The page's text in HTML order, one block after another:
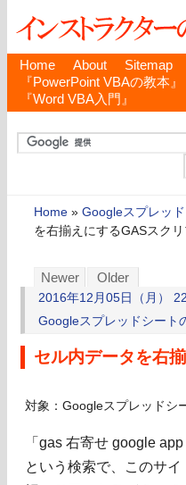
Home About Sitemap
『PowerPoint VBAの教本』
『Word VBA入門』
Home » Googleスプレッ
を右揃えにするGASスクリ
Newer Older
2016年12月05日（月）
Googleスプレッドシート
セル内データを右
対象：Googleスプレッドシ
「gas 右寄せ google app
という検索で、このサ